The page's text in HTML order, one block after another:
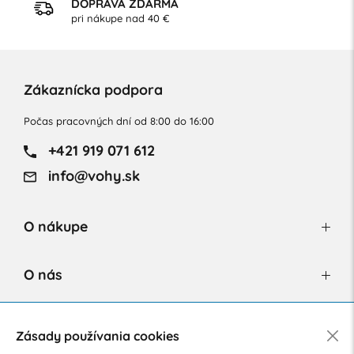
DOPRAVA ZDARMA
pri nákupe nad 40 €
Zákaznícka podpora
Počas pracovných dní od 8:00 do 16:00
+421 919 071 612
info@vohy.sk
O nákupe
O nás
Zásady používania cookies